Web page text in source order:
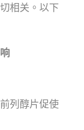
相关。以下
列醇片促使